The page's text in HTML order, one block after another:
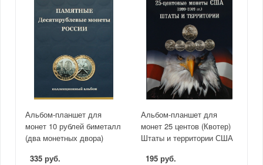
Альбом-планшет для
монет 10 рублей биметалл
(два монетных двора)
335 руб.
Альбом-планшет для
монет 25 центов (Квотер)
Штаты и территории США
195 руб.